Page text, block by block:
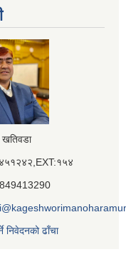
खतिवडा
निवेदनको ढाँचा